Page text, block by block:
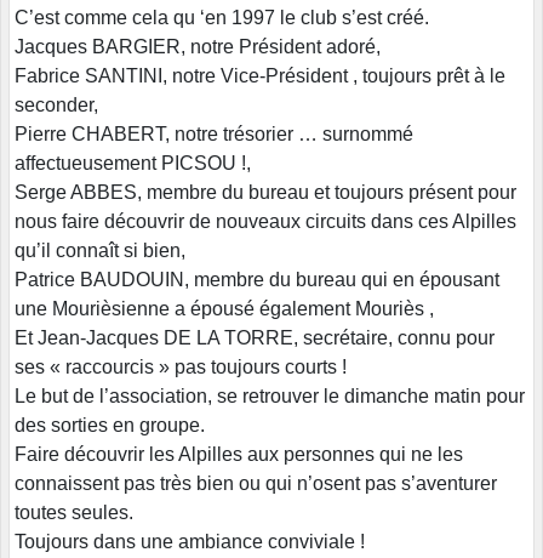
C’est comme cela qu ‘en 1997 le club s’est créé.
Jacques BARGIER, notre Président adoré,
Fabrice SANTINI, notre Vice-Président , toujours prêt à le
seconder,
Pierre CHABERT, notre trésorier … surnommé
affectueusement PICSOU !,
Serge ABBES, membre du bureau et toujours présent pour
nous faire découvrir de nouveaux circuits dans ces Alpilles
qu’il connaît si bien,
Patrice BAUDOUIN, membre du bureau qui en épousant
une Mourièsienne a épousé également Mouriès ,
Et Jean-Jacques DE LA TORRE, secrétaire, connu pour
ses « raccourcis » pas toujours courts !
Le but de l’association, se retrouver le dimanche matin pour
des sorties en groupe.
Faire découvrir les Alpilles aux personnes qui ne les
connaissent pas très bien ou qui n’osent pas s’aventurer
toutes seules.
Toujours dans une ambiance conviviale !